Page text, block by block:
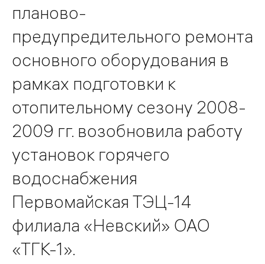
планово-
предупредительного ремонта
основного оборудования в
рамках подготовки к
отопительному сезону 2008-
2009 гг. возобновила работу
установок горячего
водоснабжения
Первомайская ТЭЦ-14
филиала «Невский» ОАО
«ТГК-1».